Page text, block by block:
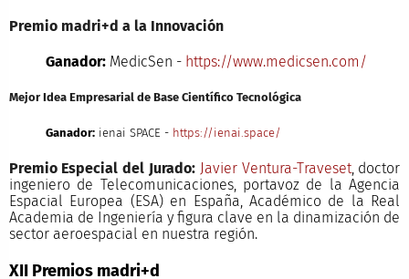
Premio madri+d a la Innovación
Ganador:MedicSen - https://www.medicsen.com/
Mejor Idea Empresarial de Base Científico Tecnológica
Ganador:ienai SPACE - https://ienai.space/
Premio Especial del Jurado: Javier Ventura-Traveset, doctor
ingeniero de Telecomunicaciones, portavoz de la Agencia
Espacial Europea (ESA) en España, Académico de la Real
Academia de Ingeniería y figura clave en la dinamización de
sector aeroespacial en nuestra región.
XII Premios madri+d